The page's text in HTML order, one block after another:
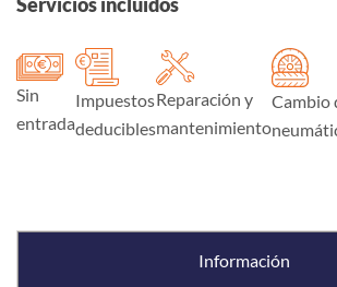
Servicios incluidos
Sin
entrada
Impuestos
deducibles
Reparación y
mantenimiento
Cambio
Información